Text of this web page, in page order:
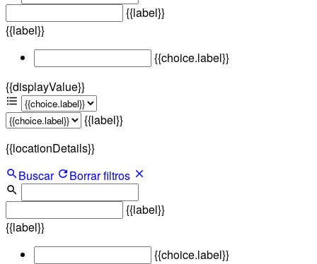
{{label}}
{{label}}
{{choice.label}}
{{displayValue}}
{{label}}
{{locationDetails}}
Buscar
Borrar filtros
{{label}}
{{label}}
{{choice.label}}